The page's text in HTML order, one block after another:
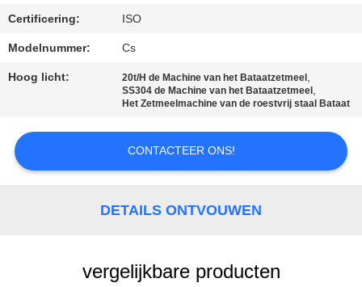
NIEUWS
VERZOEK
CITAAT
SITEMAP
Certificering: ISO
Modelnummer: Cs
Hoog licht: 20t/H de Machine van het Bataatzetmeel ,
SS304 de Machine van het Bataatzetmeel ,
Het Zetmeelmachine van de roestvrij staal Bataat
CONTACTEER ONS!
DETAILS ONTVOUWEN
vergelijkbare producten